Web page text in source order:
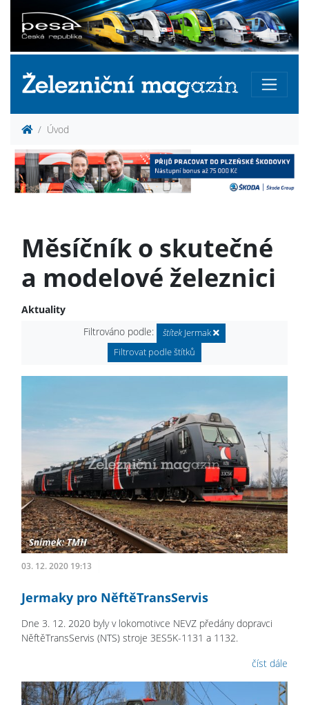
Úvod
Měsíčník o skutečné
a modelové železnici
Aktuality
Filtrováno podle:
štítek Jermak
Filtrovat podle štítků
03. 12. 2020 19:13
Jermaky pro NěftěTransServis
Dne 3. 12. 2020 byly v lokomotivce NEVZ předány dopravci
NěftěTransServis (NTS) stroje 3ES5K-1131 a 1132.
číst dále